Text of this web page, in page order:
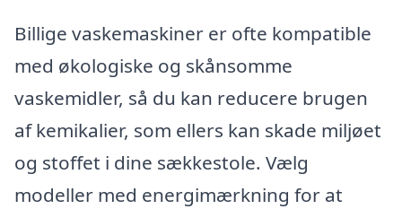
Billige vaskemaskiner er ofte kompatible
med økologiske og skånsomme
vaskemidler, så du kan reducere brugen
af kemikalier, som ellers kan skade miljøet
og stoffet i dine sækkestole. Vælg
modeller med energimærkning for at